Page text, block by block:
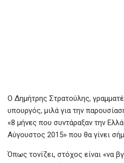
Ο Δημήτρης Στρατούλης,
υπουργός, μιλά για την
«8 μήνες που συντάραξαν την
Αύγουστος 2015» που θα γίνει
Όπως τονίζει, στόχος είναι «να